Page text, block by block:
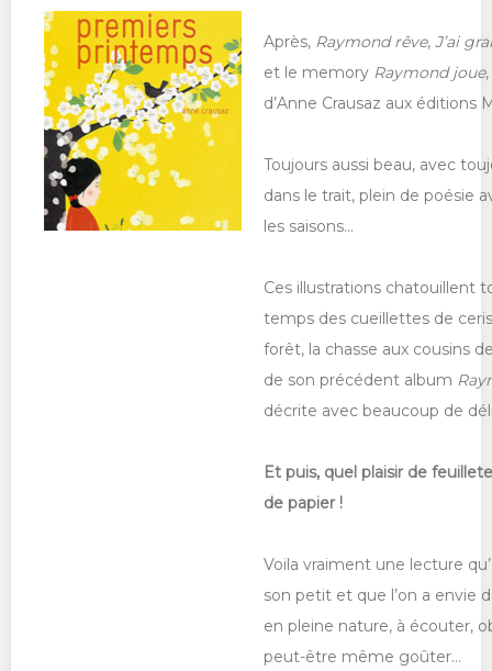
Après, Raymond rêve, J’ai
et le memory Raymond joue
d’Anne Crausaz aux éditions
Toujours aussi beau, avec
dans le trait, plein de poésie
les saisons…
Ces illustrations chatouillent
temps des cueillettes de
forêt, la chasse aux cousins
de son précédent album
décrite avec beaucoup de
Et puis, quel plaisir de
de papier !
Voila vraiment une lecture
son petit et que l’on a envie
en pleine nature, à écouter,
peut-être même goûter...